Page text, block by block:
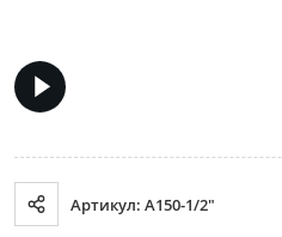
Артикул: A150-1/2"